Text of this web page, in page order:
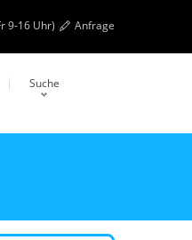
9-16 Uhr) Anfrage
Suche